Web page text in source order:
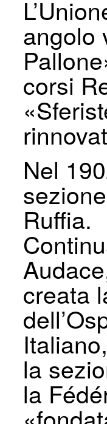
angolo
corsi
Nel
Ruffia.
creata
la
la